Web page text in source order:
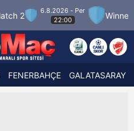
6.8.2026 - Per
22:00
Winner Match 3
FENERBAHÇE GALATASARAY